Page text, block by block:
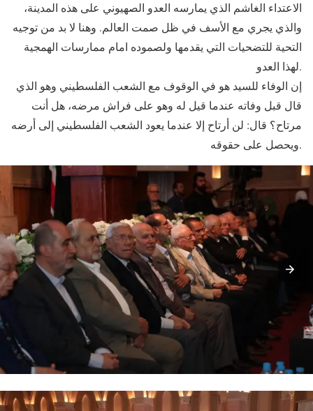
الاعتداء الغاشم الذي يمارسه العدو الصهيوني على هذه المدينة،
والذي يجري مع الأسف في ظل صمت العالم. وهنا لا بد من توجيه
التحية للتضحيات التي يقدمها ولصموده امام ممارسات الهمجية
لهذا العدو.
إن الوفاء للسيد هو في الوقوف مع الشعب الفلسطيني وهو الذي
قال قبل وفاته عندما قيل له وهو على فراش مرضه، هل أنت
مرتاح؟ قال: لن أرتاح إلا عندما يعود الشعب الفلسطيني إلى أرضه
ويحصل على حقوقه.